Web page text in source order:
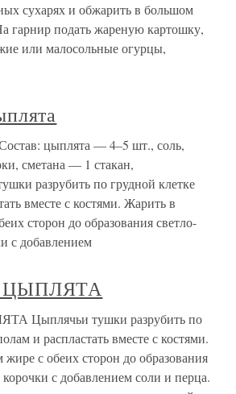
сухарях и обжарить в большом
гарнир подать жареную картошку,
или малосольные огурцы,
цыплята — 4–5 шт., соль,
сметана — 1 стакан,
разрубить по грудной клетке
вместе с костями. Жарить в
сторон до образования светло-
с добавлением
Цыплячьи тушки разрубить по
и распластать вместе с костями.
с обеих сторон до образования
с добавлением соли и перца.